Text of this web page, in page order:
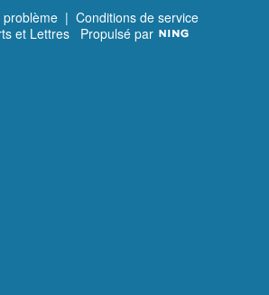
| Conditions de service
et Lettres Propulsé par